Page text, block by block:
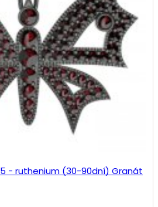
- ruthenium (30-90dní) Granát